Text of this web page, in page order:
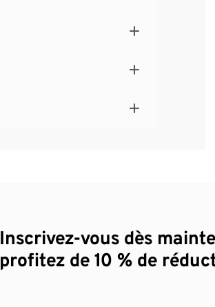
Inscrivez-vous dès
profitez de 10 % de